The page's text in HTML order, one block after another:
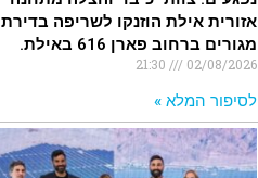
אזורית אילת הוזנקו לשריפה בדירת
מגורים ברחוב פארן 616 באילת.
02/08/2026
לסיפור המלא »